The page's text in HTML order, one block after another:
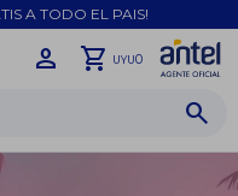
A TODO EL PAIS!
UYU0